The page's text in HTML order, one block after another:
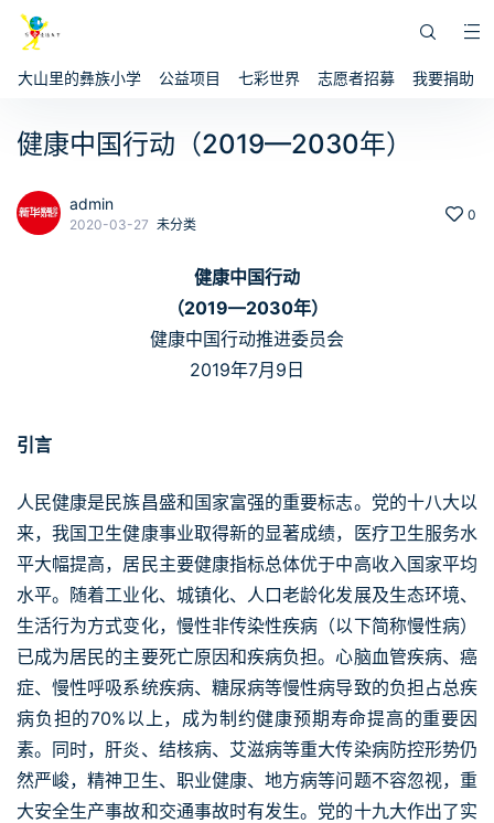
大山里的彝族小学 公益项目 七彩世界 志愿者招募 我要捐助
健康中国行动（2019—2030年）
admin
2020-03-27 未分类
0
健康中国行动
（2019—2030年）
健康中国行动推进委员会
2019年7月9日
引言
人民健康是民族昌盛和国家富强的重要标志。党的十八大以
来，我国卫生健康事业取得新的显著成绩，医疗卫生服务水
平大幅提高，居民主要健康指标总体优于中高收入国家平均
水平。随着工业化、城镇化、人口老龄化发展及生态环境、
生活行为方式变化，慢性非传染性疾病（以下简称慢性病）
已成为居民的主要死亡原因和疾病负担。心脑血管疾病、癌
症、慢性呼吸系统疾病、糖尿病等慢性病导致的负担占总疾
病负担的70%以上，成为制约健康预期寿命提高的重要因
素。同时，肝炎、结核病、艾滋病等重大传染病防控形势仍
然严峻，精神卫生、职业健康、地方病等问题不容忽视，重
大安全生产事故和交通事故时有发生。党的十九大作出了实